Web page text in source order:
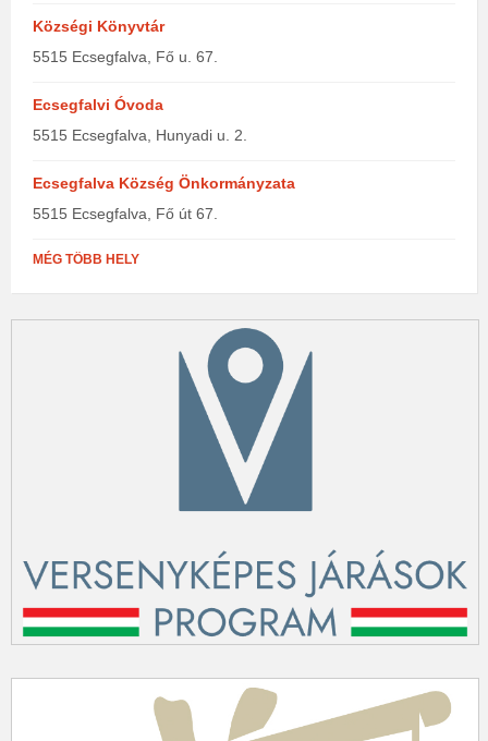
Községi Könyvtár
5515 Ecsegfalva, Fő u. 67.
Ecsegfalvi Óvoda
5515 Ecsegfalva, Hunyadi u. 2.
Ecsegfalva Község Önkormányzata
5515 Ecsegfalva, Fő út 67.
MÉG TÖBB HELY